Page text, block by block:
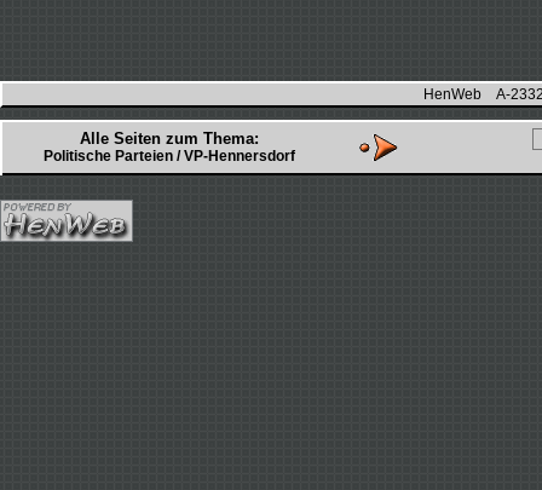
HenWeb A-
Alle Seiten zum Thema:
Politische Parteien / VP-Hennersdorf